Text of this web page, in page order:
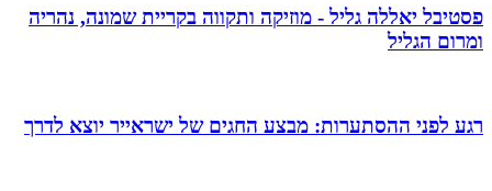
פסטיבל יאללה גליל - מוזיקה ותקווה בקריית שמונה, נהריה
ומרום הגליל
רגע לפני ההסתערות: מבצע החגים של ישראייר יוצא לדרך